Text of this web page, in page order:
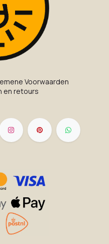
Voorwaarden
en retours